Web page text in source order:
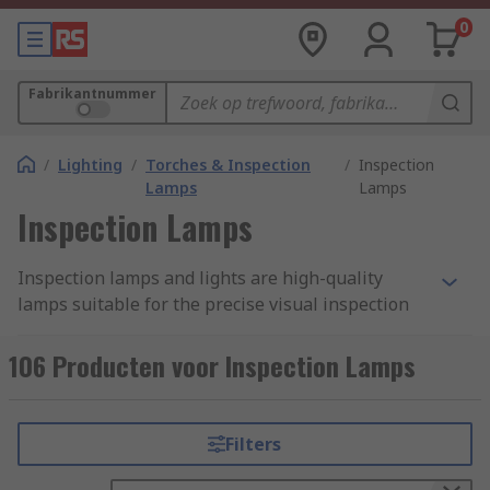
0
Fabrikantnummer
/ Lighting / Torches & Inspection
Lamps
/ Inspection
Lamps
Inspection Lamps
Inspection lamps and lights are high-quality
lamps suitable for the precise visual inspection
visibility by providing exceptional brightness,
allowing the user with a higher level of accuracy
Inspection lamps vary from small, battery-
operated torches or pen-style lights to larger
106 Producten voor Inspection Lamps
Filters